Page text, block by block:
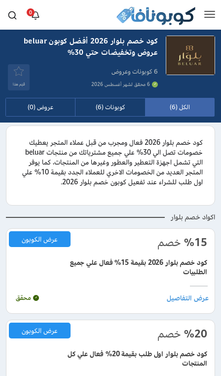
0
كود خصم بلوار 2026 أفضل كوبون beluar
عروض وتخفيضات حتي 30%
6 كوبونات وعروض
6 محقق لشهر أغسطس 2026 قيَم هذا
الكل (6) كوبونات (6) عروض (0)
كود خصم بلوار 2026 فعال ومجرب من قبل عملاء المتجر يعطيك
خصومات تصل الي 30% علي جميع مشترياتك من منتجات beluar
التي تشمل اجهزة التعطير والعطور وغيرها من المنتجات، كما يوفر
المتجر العديد من الخصومات الاخري للعملاء الجدد بقيمة 10% علي
اول طلب للشراء عند تفعيل كوبون خصم بلوار 2026.
اكواد خصم بلوار
%15 خصم
كود خصم بلوار 2026 بقيمة 15% فعال علي جميع
الطلبيات
عرض الكوبون
محقق
%20 خصم
كود خصم بلوار اول طلب بقيمة 20% فعال علي كل
المنتجات
عرض الكوبون